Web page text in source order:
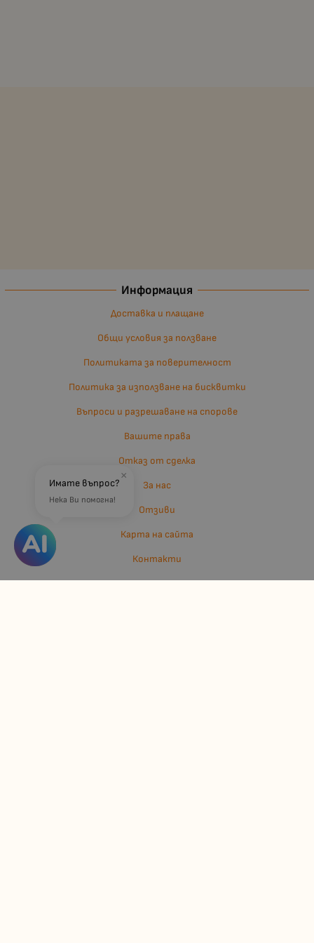
Информация
Доставка и плащане
Общи условия за ползване
Политиката за поверителност
Политика за използване на бисквитки
Въпроси и разрешаване на спорове
Вашите права
Отказ от сделка
За нас
Отзиви
Карта на сайта
Контакти
×
Имате въпрос?
Нека Ви помогна!